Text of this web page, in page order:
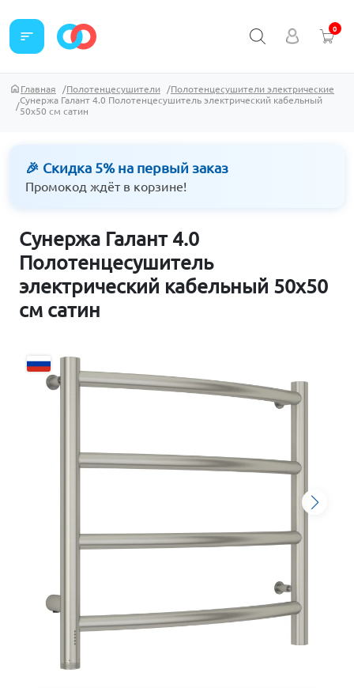
sort 0
Главная Полотенцесушители
Полотенцесушители электрические
Сунержа Галант 4.0 Полотенцесушитель электрический кабельный
50х50 см сатин
🎉 Скидка 5% на первый заказ
Промокод ждёт в корзине!
Сунержа Галант 4.0
Полотенцесушитель
электрический кабельный 50х50
см сатин